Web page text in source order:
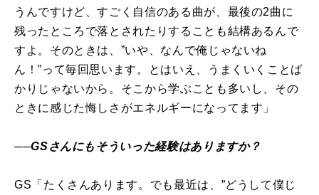
うんですけど、すごく自信のある曲が、最後の2曲に
残ったところで落とされたりすることも結構あるんで
すよ。そのときは、”いや、なんで俺じゃないね
ん！”って毎回思います。とはいえ、うまくいくことば
かりじゃないから。そこから学ぶことも多いし、その
ときに感じた悔しさがエネルギーになってます」
──GSさんにもそういった経験はありますか？
GS「たくさんあります。でも最近は、”どうして僕じ